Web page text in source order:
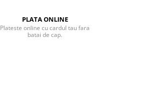
PLATA ONLINE
Plateste online cu cardul tau fara
batai de cap.